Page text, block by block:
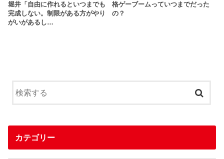
堀井「自由に作れるといつまでも
完成しない。制限がある方がやり
がいがあるし…
格ゲーブームっていつまでだった
の？
カテゴリー